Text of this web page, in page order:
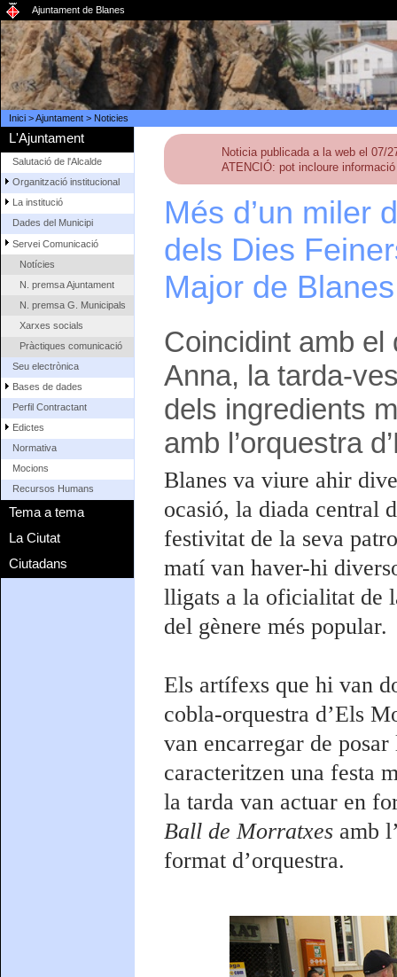
Ajuntament de Blanes
Inici>Ajuntament> Noticies
L'Ajuntament
Salutació de l'Alcalde
Organització institucional
La institució
Dades del Municipi
Servei Comunicació
Notícies
N. premsa Ajuntament
N. premsa G. Municipals
Xarxes socials
Pràctiques comunicació
Seu electrònica
Bases de dades
Perfil Contractant
Edictes
Normativa
Mocions
Recursos Humans
Tema a tema
La Ciutat
Ciutadans
Noticia publicada a la web el 07/
ATENCIÓ: pot incloure
Més d’un miler
dels Dies
Major de Blanes
Coincidint amb el
Anna, la tarda-
dels ingredients
amb l’orquestra
Blanes va viure ahir
ocasió, la diada central
festivitat de la seva
matí van haver-hi
lligats a la oficialitat de
del gènere més popular.
Els artífexs que hi van
cobla-orquestra d’Els
van encarregar de
caracteritzen una festa
la tarda van actuar en
Ball de Morratxesamb
format d’orquestra.